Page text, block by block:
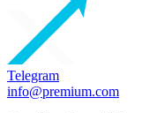
Telegram
info@premium.com